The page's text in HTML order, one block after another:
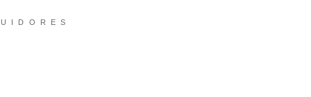
I D O R E S